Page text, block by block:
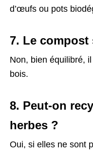
d’œufs ou pots
7. Le
Non, bien équilibré,
bois.
8. Peut-on
herbes ?
Oui, si elles ne sont